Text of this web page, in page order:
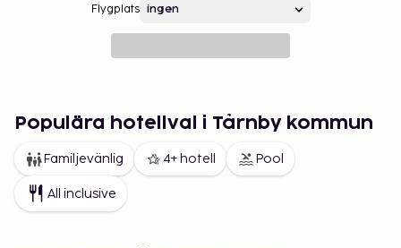
Flygplats
Populära hotellval i Tårnby kommun
Familjevänlig 4+ hotell Pool
All inclusive